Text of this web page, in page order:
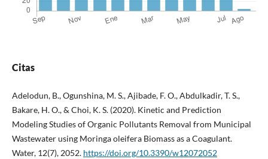
Citas
Adelodun, B., Ogunshina, M. S., Ajibade, F. O., Abdulkadir, T. S.,
Bakare, H. O., & Choi, K. S. (2020). Kinetic and Prediction
Modeling Studies of Organic Pollutants Removal from Municipal
Wastewater using Moringa oleifera Biomass as a Coagulant.
Water, 12(7), 2052. https://doi.org/10.3390/w12072052